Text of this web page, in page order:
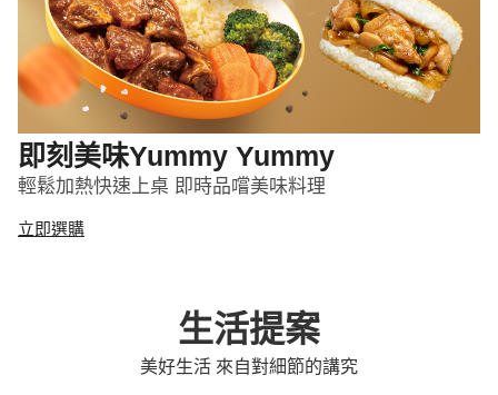
即刻美味Yummy Yummy
輕鬆加熱快速上桌 即時品嚐美味料理
立即選購
生活提案
美好生活 來自對細節的講究